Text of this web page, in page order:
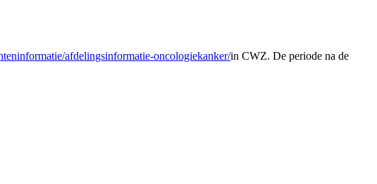
afdelingsinformatie-oncologiekanker/in CWZ. De periode na de